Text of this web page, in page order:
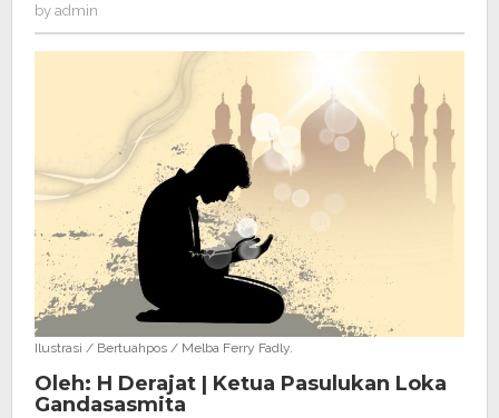
Rasulnya
by admin
Ilustrasi / Bertuahpos / Melba Ferry Fadly.
Oleh: H Derajat | Ketua Pasulukan Loka
Gandasasmita